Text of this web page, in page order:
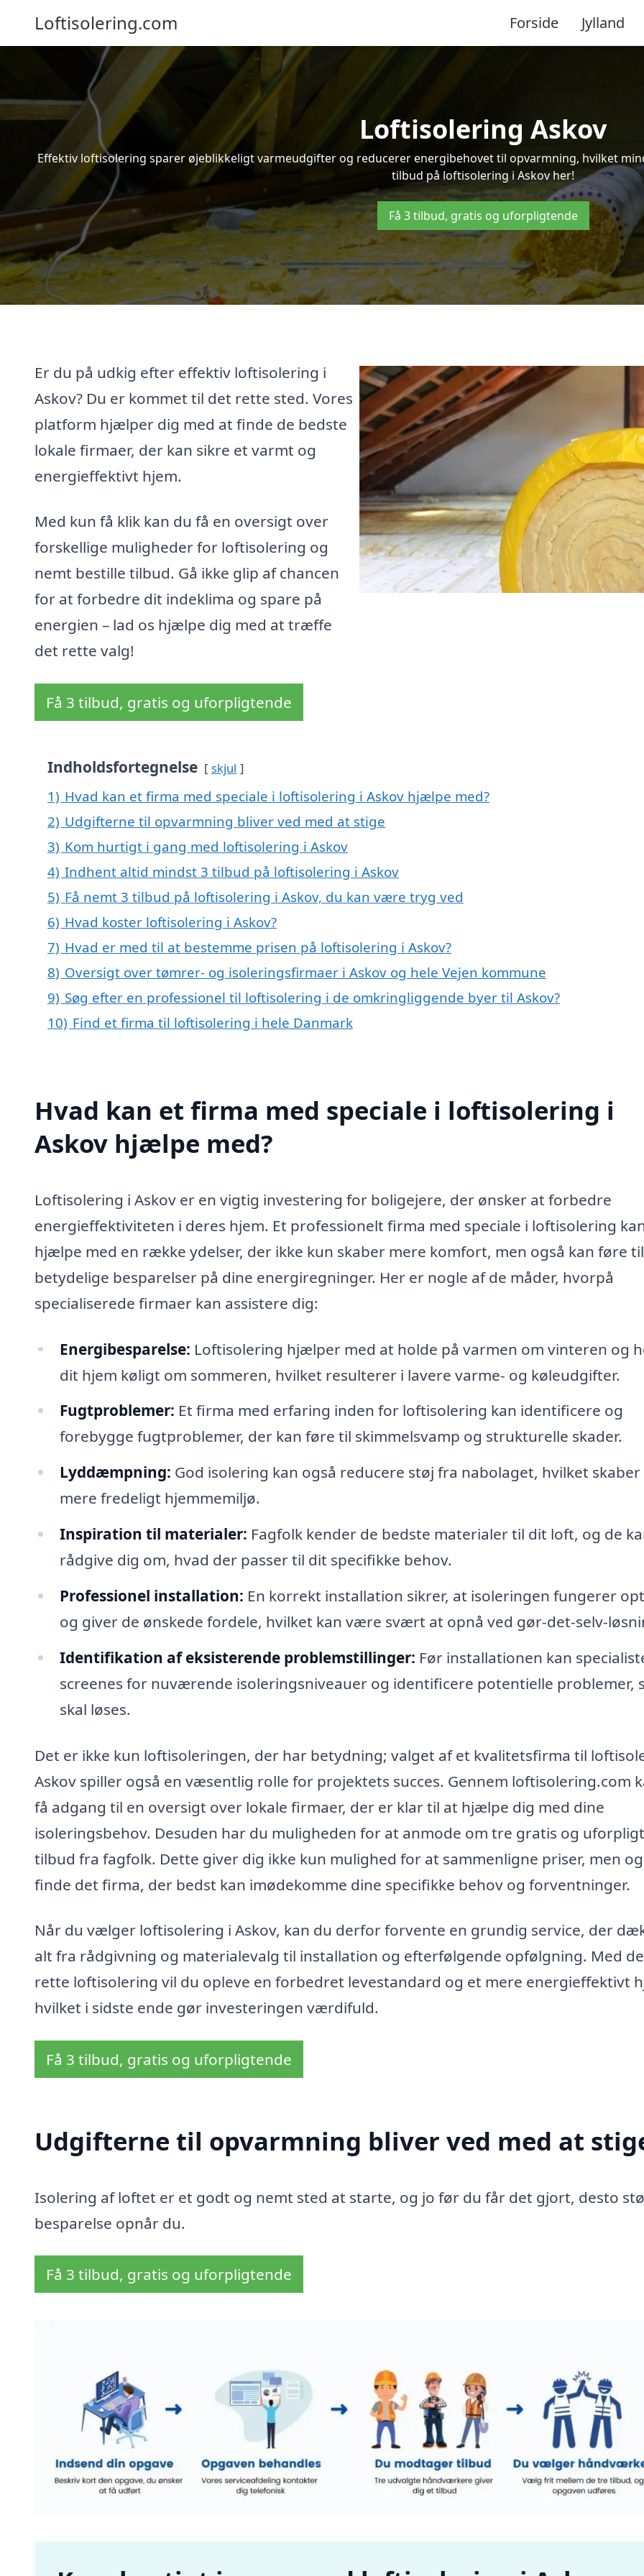
Loftisolering.com Forside Jylland
Loftisolering Askov
Effektiv loftisolering sparer øjeblikkeligt varmeudgifter og reducerer energibehovet til opvarmning, hvilket
tilbud på loftisolering i Askov her!
Få 3 tilbud, gratis og uforpligtende
Er du på udkig efter effektiv loftisolering i
Askov? Du er kommet til det rette sted. Vores
platform hjælper dig med at finde de bedste
lokale firmaer, der kan sikre et varmt og
energieffektivt hjem.
Med kun få klik kan du få en oversigt over
forskellige muligheder for loftisolering og
nemt bestille tilbud. Gå ikke glip af chancen
for at forbedre dit indeklima og spare på
energien – lad os hjælpe dig med at træffe
det rette valg!
Få 3 tilbud, gratis og uforpligtende
Indholdsfortegnelse skjul
1) Hvad kan et firma med speciale i loftisolering i Askov hjælpe med?
2) Udgifterne til opvarmning bliver ved med at stige
3) Kom hurtigt i gang med loftisolering i Askov
4) Indhent altid mindst 3 tilbud på loftisolering i Askov
5) Få nemt 3 tilbud på loftisolering i Askov, du kan være tryg ved
6) Hvad koster loftisolering i Askov?
7) Hvad er med til at bestemme prisen på loftisolering i Askov?
8) Oversigt over tømrer- og isoleringsfirmaer i Askov og hele Vejen kommune
9) Søg efter en professionel til loftisolering i de omkringliggende byer til Askov?
10) Find et firma til loftisolering i hele Danmark
Hvad kan et firma med speciale i loftisolering i
Askov hjælpe med?
Loftisolering i Askov er en vigtig investering for boligejere, der ønsker at forbedre
energieffektiviteten i deres hjem. Et professionelt firma med speciale i loftisolering
hjælpe med en række ydelser, der ikke kun skaber mere komfort, men også kan føre til
betydelige besparelser på dine energiregninger. Her er nogle af de måder, hvorpå
specialiserede firmaer kan assistere dig:
Energibesparelse: Loftisolering hjælper med at holde på varmen om vinteren og
dit hjem køligt om sommeren, hvilket resulterer i lavere varme- og køleudgifter.
Fugtproblemer: Et firma med erfaring inden for loftisolering kan identificere og
forebygge fugtproblemer, der kan føre til skimmelsvamp og strukturelle skader.
Lyddæmpning: God isolering kan også reducere støj fra nabolaget, hvilket
mere fredeligt hjemmemiljø.
Inspiration til materialer: Fagfolk kender de bedste materialer til dit loft, og de
rådgive dig om, hvad der passer til dit specifikke behov.
Professionel installation: En korrekt installation sikrer, at isoleringen fungerer
og giver de ønskede fordele, hvilket kan være svært at opnå ved gør-det-selv-
Identifikation af eksisterende problemstillinger: Før installationen kan
screenes for nuværende isoleringsniveauer og identificere potentielle problemer,
skal løses.
Det er ikke kun loftisoleringen, der har betydning; valget af et kvalitetsfirma til
Askov spiller også en væsentlig rolle for projektets succes. Gennem loftisolering.com
få adgang til en oversigt over lokale firmaer, der er klar til at hjælpe dig med dine
isoleringsbehov. Desuden har du muligheden for at anmode om tre gratis og
tilbud fra fagfolk. Dette giver dig ikke kun mulighed for at sammenligne priser, men
finde det firma, der bedst kan imødekomme dine specifikke behov og forventninger.
Når du vælger loftisolering i Askov, kan du derfor forvente en grundig service, der
alt fra rådgivning og materialevalg til installation og efterfølgende opfølgning. Med
rette loftisolering vil du opleve en forbedret levestandard og et mere energieffektivt
hvilket i sidste ende gør investeringen værdifuld.
Få 3 tilbud, gratis og uforpligtende
Udgifterne til opvarmning bliver ved med at
Isolering af loftet er et godt og nemt sted at starte, og jo før du får det gjort, desto
besparelse opnår du.
Få 3 tilbud, gratis og uforpligtende